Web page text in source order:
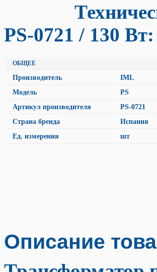
Технические
PS-0721 / 130 Вт:
ОБЩЕЕ
Производитель
IML
Модель
PS
Артикул производителя
PS-0721
Страна бренда
Испания
Ед. измерения
шт
Описание